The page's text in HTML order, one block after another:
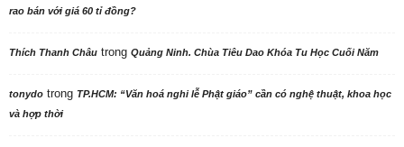
rao bán với giá 60 tỉ đồng?
Thích Thanh Châu trong Quảng Ninh. Chùa Tiêu Dao Khóa Tu Học Cuối Năm
tonydo trong TP.HCM: “Văn hoá nghi lễ Phật giáo” cần có nghệ thuật, khoa học
và hợp thời